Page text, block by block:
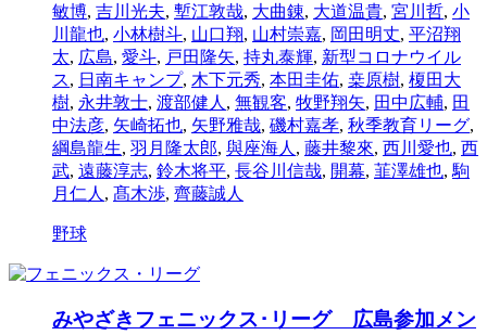
敏博, 吉川光夫, 塹江敦哉, 大曲錬, 大道温貴, 宮川哲, 小
川龍也, 小林樹斗, 山口翔, 山村崇嘉, 岡田明丈, 平沼翔
太, 広島, 愛斗, 戸田隆矢, 持丸泰輝, 新型コロナウイル
ス, 日南キャンプ, 木下元秀, 本田圭佑, 桒原樹, 榎田大
樹, 永井敦士, 渡部健人 , 無観客, 牧野翔矢, 田中広輔, 田
中法彦, 矢崎拓也, 矢野雅哉, 磯村嘉孝, 秋季教育リーグ,
綱島龍生, 羽月隆太郎, 與座海人 , 藤井黎來, 西川愛也, 西
武, 遠藤淳志, 鈴木将平, 長谷川信哉, 開幕, 韮澤雄也, 駒
月仁人 , 髙木渉, 齊藤誠人
野球
みやざきフェニックス･リーグ 広島参加メン